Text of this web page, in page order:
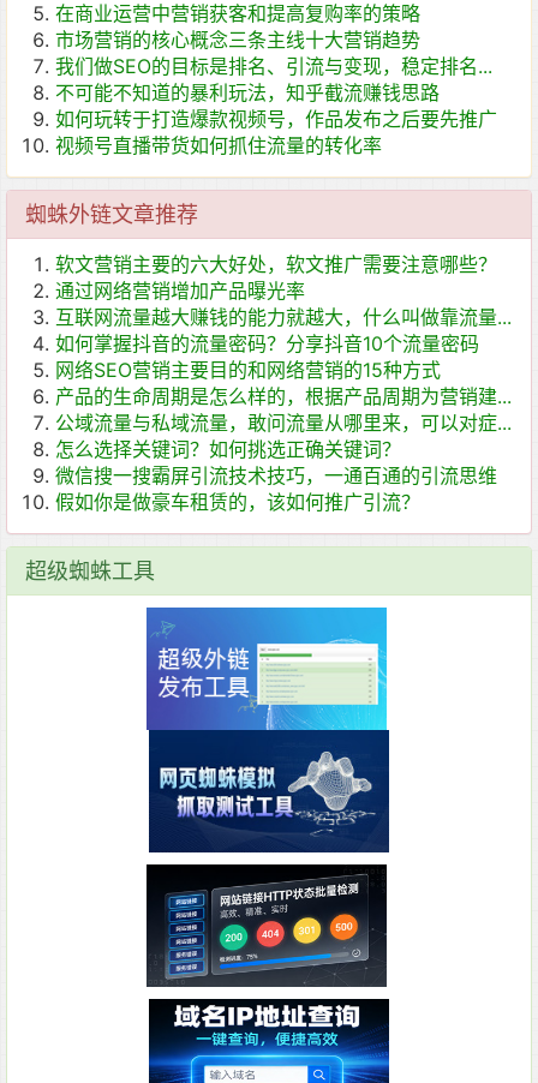
在商业运营中营销获客和提高复购率的策略
市场营销的核心概念三条主线十大营销趋势
我们做SEO的目标是排名、引流与变现，稳定排名...
不可能不知道的暴利玩法，知乎截流赚钱思路
如何玩转于打造爆款视频号，作品发布之后要先推广
视频号直播带货如何抓住流量的转化率
蜘蛛外链文章推荐
软文营销主要的六大好处，软文推广需要注意哪些？
通过网络营销增加产品曝光率
互联网流量越大赚钱的能力就越大，什么叫做靠流量...
如何掌握抖音的流量密码？分享抖音10个流量密码
网络SEO营销主要目的和网络营销的15种方式
产品的生命周期是怎么样的，根据产品周期为营销建...
公域流量与私域流量，敢问流量从哪里来，可以对症...
怎么选择关键词？如何挑选正确关键词？
微信搜一搜霸屏引流技术技巧，一通百通的引流思维
假如你是做豪车租赁的，该如何推广引流？
超级蜘蛛工具